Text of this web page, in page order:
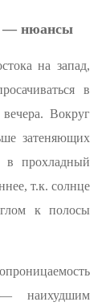
— нюансы
на запад,
в
Вокруг
затеняющих
в прохладный
т.к. солнце
к полосы
наихудшим